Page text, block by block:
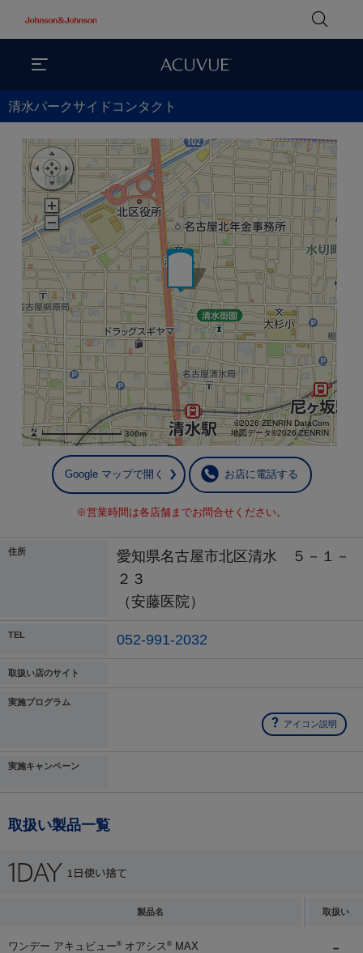
清水パークサイドコンタクト
300m
©2026 ZENRIN DataCom
地図データ©2026 ZENRIN
Google マップで開く お店に電話する
※営業時間は各店舗までお問合せください。
住所
愛知県名古屋市北区清水 ５－１－
２３
（安藤医院）
TEL 052-991-2032
取扱い店のサイト
実施プログラム
アイコン説明
実施キャンペーン
取扱い製品一覧
製品名 取扱い
ワンデー アキュビュー® オアシス ® MAX